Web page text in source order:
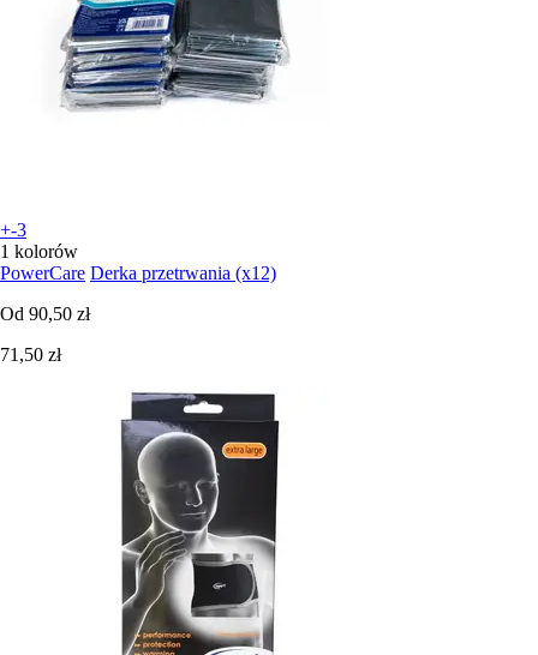
+-3
1 kolorów
PowerCare Derka przetrwania (x12)
Od 90,50 zł
71,50 zł